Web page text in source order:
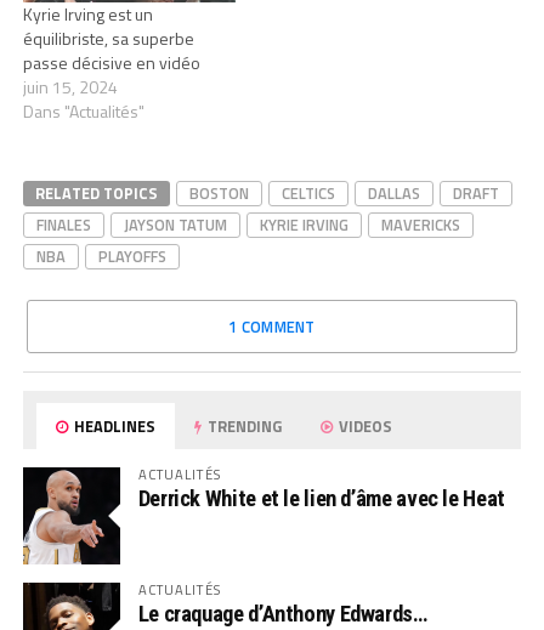
Kyrie Irving est un
équilibriste, sa superbe
passe décisive en vidéo
juin 15, 2024
Dans "Actualités"
RELATED TOPICS BOSTON CELTICS DALLAS
DRAFT
FINALES
JAYSON TATUM KYRIE IRVING
MAVERICKS
NBA
PLAYOFFS
1 COMMENT
HEADLINES TRENDING VIDEOS
ACTUALITÉS
Derrick White et le lien d’âme avec le Heat
ACTUALITÉS
Le craquage d’Anthony Edwards…